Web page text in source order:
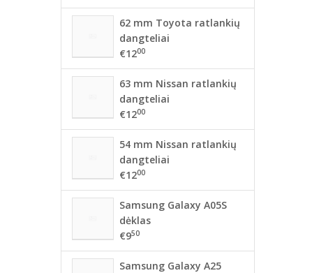
62 mm Toyota ratlankių
dangteliai
€1200
63 mm Nissan ratlankių
dangteliai
€1200
54 mm Nissan ratlankių
dangteliai
€1200
Samsung Galaxy A05S
dėklas
€950
Samsung Galaxy A25